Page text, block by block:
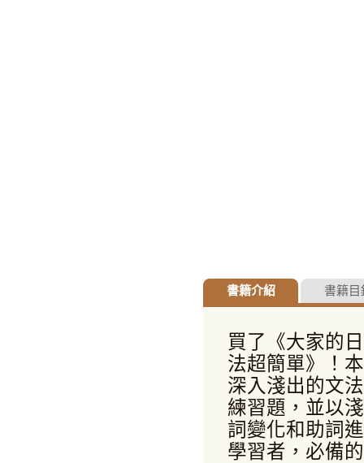
書籍介紹 書籍目
買了《大家的
法超簡單》！
深入淺出的文
練習題，並以
詞變化和助詞
學習者，必備